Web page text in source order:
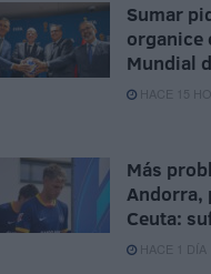
Sumar
organice
Mundial
HACE 15
Más
Andorra,
Ceuta:
HACE 1 DÍA